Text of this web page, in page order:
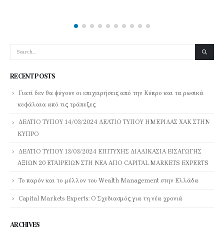
RECENT POSTS
Γιατί δεν θα φύγουν οι επιχειρήσεις από την Κύπρο και τα ρωσικά
κεφάλαια από τις τράπεζες
ΔΕΛΤΙΟ ΤΥΠΟΥ 14/03/2024 ΔΕΛΤΙΟ ΤΥΠΟΥ ΗΜΕΡΙΔΑΣ ΧΑΚ ΣΤΗΝ
ΚΥΠΡΟ
ΔΕΛΤΙΟ ΤΥΠΟΥ 13/03/2024 ΕΠΙΤΥΧΗΣ ΔΙΑΔΙΚΑΣΙΑ ΕΙΣΑΓΩΓΗΣ
ΑΞΙΩΝ 20 ΕΤΑΙΡΕΙΩΝ ΣΤΗ ΝΕΑ ΑΠΟ CAPITAL MARKETS EXPERTS
Το παρόν και το μέλλον του Wealth Management στην Ελλάδα
Capital Markets Experts: Ο Σχεδιασμός για τη νέα χρονιά
ARCHIVES